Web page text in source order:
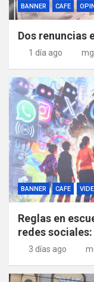
BANNER CAFE
Dos renuncias
1 día ago
BANNER CAFE
Reglas en
redes
3 días ago